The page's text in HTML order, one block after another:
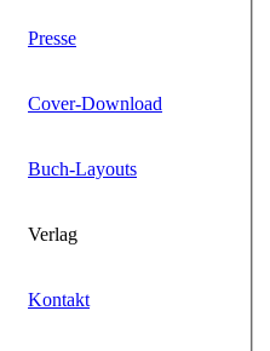
Presse
Cover-Download
Buch-Layouts
Verlag
Kontakt